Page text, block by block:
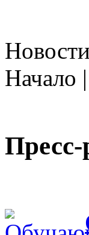
Начало